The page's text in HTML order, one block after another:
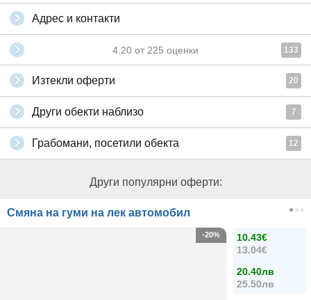
Адрес и контакти
4.20 от 225 оценки 133
Изтекли оферти 20
Други обекти наблизо 7
Грабомани, посетили обекта 12
Други популярни оферти:
Смяна на гуми на лек автомобил
10.43€
13.04€
20.40лв
25.50лв
-20%